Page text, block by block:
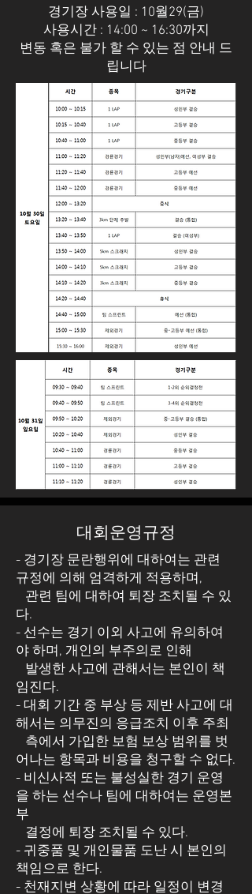
경기장 사용일 : 10월29(금)
사용시간 : 14:00 ~ 16:30까지
변동 혹은 불가 할 수 있는 점 안내 드
립니다
대회운영규정
- 경기장 문란행위에 대하여는 관련
규정에 의해 엄격하게 적용하며,
관련 팀에 대하여 퇴장 조치될 수 있
다.
- 선수는 경기 이외 사고에 유의하여
야 하며, 개인의 부주의로 인해
발생한 사고에 관해서는 본인이 책
임진다.
- 대회 기간 중 부상 등 제반 사고에 대
해서는 의무진의 응급조치 이후 주최
측에서 가입한 보험 보상 범위를 벗
어나는 항목과 비용을 청구할 수 없다.
- 비신사적 또는 불성실한 경기 운영
을 하는 선수나 팀에 대하여는 운영본
부
결정에 퇴장 조치될 수 있다.
- 귀중품 및 개인물품 도난 시 본인의
책임으로 한다.
- 천재지변 상황에 따라 일정이 변경